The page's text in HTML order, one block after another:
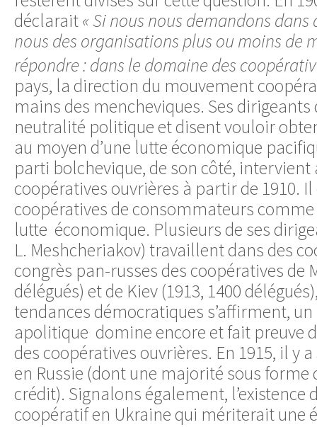
déclarait« Si nous nous demandons
nous des organisations plus ou moins de
répondre : dans le domaine des
pays, la direction du mouvement
mains des mencheviques. Ses
neutralité politique et disent vouloir
au moyen d’une lutte économique
parti bolchevique, de son côté,
coopératives ouvrières à partir de 1910.
coopératives de consommateurs comme
lutte économique. Plusieurs de ses
L. Meshcheriakov) travaillent dans des
congrès pan-russes des coopératives de
délégués) et de Kiev (1913, 1400
tendances démocratiques s’affirment,
apolitique domine encore et fait preuve
des coopératives ouvrières. En 1915, il y
en Russie (dont une majorité sous forme
crédit). Signalons également, l’existence
coopératif en Ukraine qui mériterait une